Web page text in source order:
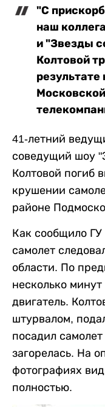
"С
наш
и "Звезды
Колтовой
41-летний
соведущий шоу
Колтовой погиб
крушении
районе
Как сообщило
самолет
области. По
несколько минут
двигатель.
штурвалом,
посадил
загорелась. На
фотографиях
полностью.